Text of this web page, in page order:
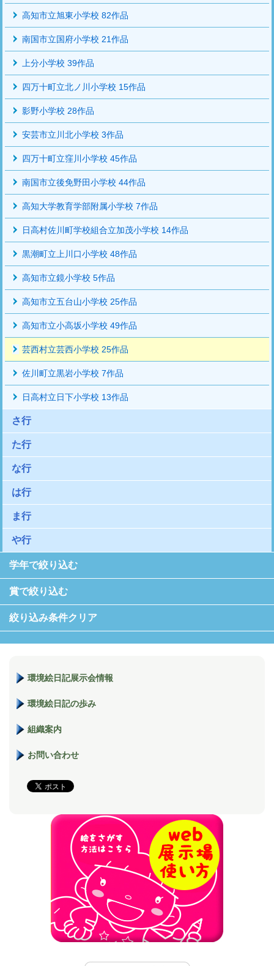
高知市立旭東小学校 82作品
南国市立国府小学校 21作品
上分小学校 39作品
四万十町立北ノ川小学校 15作品
影野小学校 28作品
安芸市立川北小学校 3作品
四万十町立窪川小学校 45作品
南国市立後免野田小学校 44作品
高知大学教育学部附属小学校 7作品
日高村佐川町学校組合立加茂小学校 14作品
黒潮町立上川口小学校 48作品
高知市立鏡小学校 5作品
高知市立五台山小学校 25作品
高知市立小高坂小学校 49作品
芸西村立芸西小学校 25作品
佐川町立黒岩小学校 7作品
日高村立日下小学校 13作品
さ行
た行
な行
は行
ま行
や行
学年で絞り込む
賞で絞り込む
絞り込み条件クリア
環境絵日記展示会情報
環境絵日記の歩み
組織案内
お問い合わせ